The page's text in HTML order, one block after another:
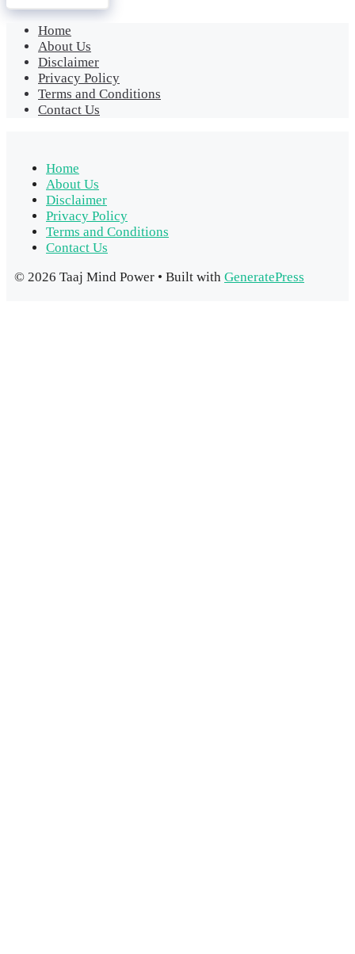
Home
About Us
Disclaimer
Privacy Policy
Terms and Conditions
Contact Us
Home
About Us
Disclaimer
Privacy Policy
Terms and Conditions
Contact Us
© 2026 Taaj Mind Power • Built with GeneratePress